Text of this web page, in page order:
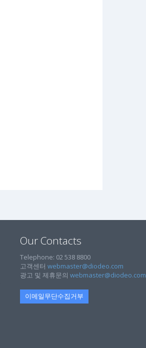
Our Contacts
Telephone: 02 538 8800
고객센터 webmaster@diodeo.com
광고 및 제휴문의 webmaster@diodeo.com
이메일무단수집거부